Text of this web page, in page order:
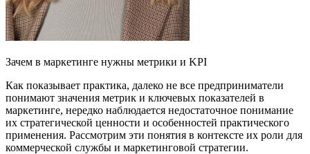
Зачем в маркетинге нужны метрики и KPI
Как показывает практика, далеко не все предприниматели
понимают значения метрик и ключевых показателей в
маркетинге, нередко наблюдается недостаточное понимание
их стратегической ценности и особенностей практического
применения. Рассмотрим эти понятия в контексте их роли для
коммерческой службы и маркетинговой стратегии.